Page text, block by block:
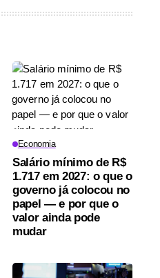
Economia
Salário mínimo de R$
1.717 em 2027: o que o
governo já colocou no
papel — e por que o
valor ainda pode
mudar